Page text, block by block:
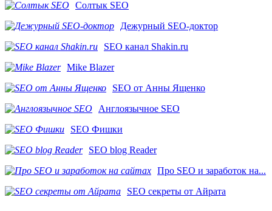
Солтык SEO
Дежурный SEO-доктор
SEO канал Shakin.ru
Mike Blazer
SEO от Анны Ященко
Англоязычное SEO
SEO Фишки
SEO blog Reader
Про SEO и заработок на...
SEO секреты от Айрата